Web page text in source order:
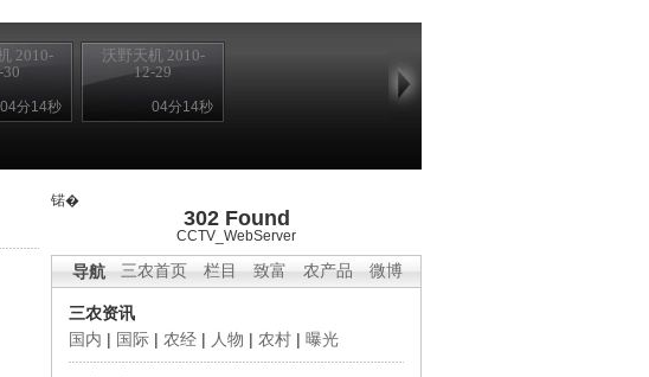
2010-
30
04分14秒
沃野天机 2010-
12-29
04分14秒
锘�
302 Found
CCTV_WebServer
三农首页 栏目 致富 农产品 微博
导航
三农资讯
国内 | 国际 | 农经 | 人物 | 农村 | 曝光